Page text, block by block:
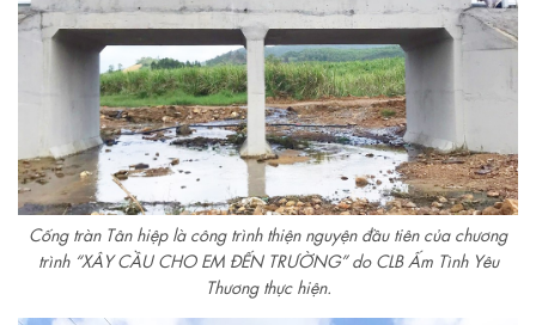
Cống tràn Tân hiệp là công trình thiện nguyện đầu tiên của chương
trình “XÂY CẦU CHO EM ĐẾN TRƯỜNG” do CLB Ấm Tình Yêu
Thương thực hiện.